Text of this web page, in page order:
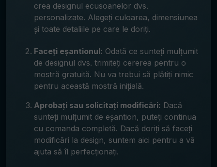
crea designul ecusoanelor dvs.
personalizate. Alegeți culoarea, dimensiunea
și toate detaliile pe care le doriți.
Faceți eșantionul: Odată ce sunteți mulțumit
de designul dvs. trimiteți cererea pentru o
mostră gratuită. Nu va trebui să plătiți nimic
pentru această mostră inițială.
Aprobați sau solicitați modificări: Dacă
sunteți mulțumit de eșantion, puteți continua
cu comanda completă. Dacă doriți să faceți
modificări la design, suntem aici pentru a vă
ajuta să îl perfecționați.